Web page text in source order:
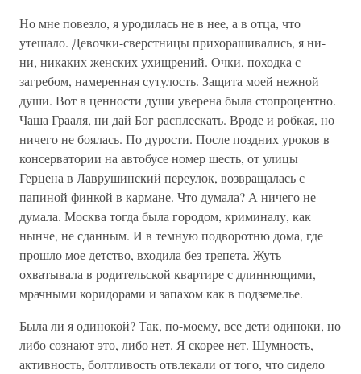
Но мне повезло, я уродилась не в нее, а в отца, что
утешало. Девочки-сверстницы прихорашивались, я ни-
ни, никаких женских ухищрений. Очки, походка с
загребом, намеренная сутулость. Защита моей нежной
души. Вот в ценности души уверена была стопроцентно.
Чаша Грааля, ни дай Бог расплескать. Вроде и робкая, но
ничего не боялась. По дурости. После поздних уроков в
консерватории на автобусе номер шесть, от улицы
Герцена в Лаврушинский переулок, возвращалась с
папиной финкой в кармане. Что думала? А ничего не
думала. Москва тогда была городом, криминалу, как
нынче, не сданным. И в темную подворотню дома, где
прошло мое детство, входила без трепета. Жуть
охватывала в родительской квартире с длиннющими,
мрачными коридорами и запахом как в подземелье.
Была ли я одинокой? Так, по-моему, все дети одиноки, но
либо сознают это, либо нет. Я скорее нет. Шумность,
активность, болтливость отвлекали от того, что сидело